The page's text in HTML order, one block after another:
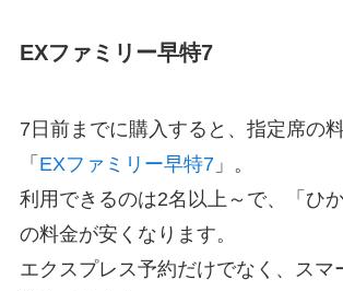
EXファミリー早特7
7日前までに購入すると、指定席の
「 EXファミリー早特7」。
利用できるのは2名以上～で、「ひ
の料金が安くなります。
エクスプレス予約だけでなく、スマ